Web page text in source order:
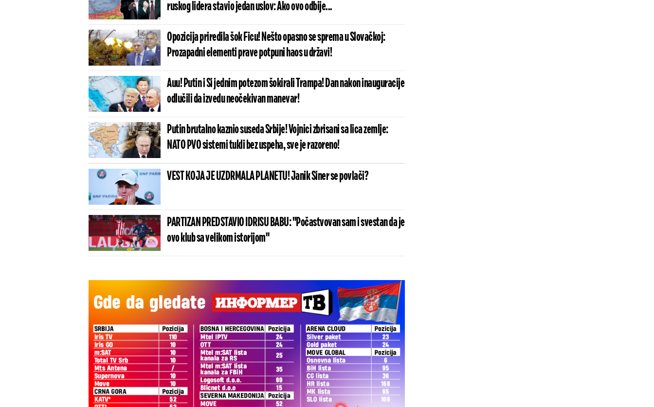
ruskog lidera stavio jedan uslov: Ako ovo odbije...
Opozicija priredila šok Ficu! Nešto opasno se sprema u Slovačkoj:
Prozapadni elementi prave potpuni haos u državi!
Auu! Putin i Si jednim potezom šokirali Trampa! Dan nakon inauguracije
odlučili da izvedu neočekivan manevar!
Putin brutalno kaznio suseda Srbije! Vojnici zbrisani sa lica zemlje:
NATO PVO sistemi tukli bez uspeha, sve je razoreno!
VEST KOJA JE UZDRMALA PLANETU! Janik Siner se povlači?
PARTIZAN PREDSTAVIO IDRISU BABU: "Počastvovan sam i svestan da je
ovo klub sa velikom istorijom"